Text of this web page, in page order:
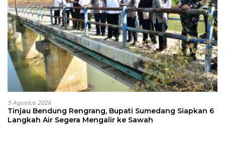
5 Agustus 2026
Tinjau Bendung Rengrang, Bupati Sumedang Siapkan 6
Langkah Air Segera Mengalir ke Sawah